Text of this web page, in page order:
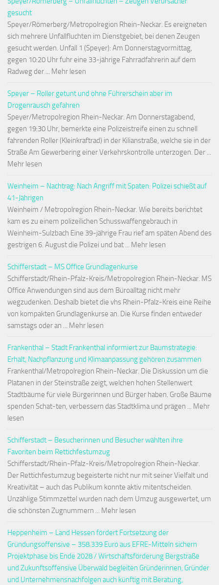
gesucht
Speyer/Römerberg/Metropolregion Rhein-Neckar. Es ereigneten
sich mehrere Unfallfluchten im Dienstgebiet, bei denen Zeugen
gesucht werden. Unfall 1 (Speyer): Am Donnerstagvormittag,
gegen 10:20 Uhr fuhr eine 33-jährige Fahrradfahrerin auf dem
Radweg der ... Mehr lesen
Speyer – Roller getunt und ohne Führerschein aber im
Drogenrausch gefahren
Speyer/Metropolregion Rhein-Neckar. Am Donnerstagabend,
gegen 19:30 Uhr, bemerkte eine Polizeistreife einen zu schnell
fahrenden Roller (Kleinkraftrad) in der Kilianstraße, welche sie in der
Straße Am Gewerbering einer Verkehrskontrolle unterzogen. Der ...
Mehr lesen
Weinheim – Nachtrag: Nach Angriff mit Spaten: Polizei schießt auf
41-Jährigen
Weinheim / Metropolregion Rhein-Neckar. Wie bereits berichtet
kam es zu einem polizeilichen Schusswaffengebrauch in
Weinheim-Sulzbach Eine 39-jährige Frau rief am späten Abend des
gestrigen 6. August die Polizei und bat ... Mehr lesen
Schifferstadt – MS Office Grundlagenkurse
Schifferstadt/Rhein-Pfalz-Kreis/Metropolregion Rhein-Neckar. MS
Office Anwendungen sind aus dem Büroalltag nicht mehr
wegzudenken. Deshalb bietet die vhs Rhein-Pfalz-Kreis eine Reihe
von kompakten Grundlagenkurse an. Die Kurse finden entweder
samstags oder an ... Mehr lesen
Frankenthal – Stadt Frankenthal informiert zur Baumstrategie:
Erhalt, Nachpflanzung und Klimaanpassung gehören zusammen
Frankenthal/Metropolregion Rhein-Neckar. Die Diskussion um die
Platanen in der Steinstraße zeigt, welchen hohen Stellenwert
Stadtbäume für viele Bürgerinnen und Bürger haben. Große Bäume
spenden Schat-ten, verbessern das Stadtklima und prägen ... Mehr
lesen
Schifferstadt – Besucherinnen und Besucher wählten ihre
Favoriten beim Rettichfestumzug
Schifferstadt/Rhein-Pfalz-Kreis/Metropolregion Rhein-Neckar.
Der Rettichfestumzug begeisterte nicht nur mit seiner Vielfalt und
Kreativität – auch das Publikum konnte aktiv mitentscheiden.
Unzählige Stimmzettel wurden nach dem Umzug ausgewertet, um
die schönsten Zugnummern ... Mehr lesen
Heppenheim – Land Hessen fördert Fortsetzung der
Gründungsoffensive – 358.339 Euro aus EFRE-Mitteln sichern
Projektphase bis Ende 2028 / Wirtschaftsförderung Bergstraße
und Zukunftsoffensive Überwald begleiten Gründerinnen, Gründer
und Unternehmensnachfolgen auch künftig mit Beratung,